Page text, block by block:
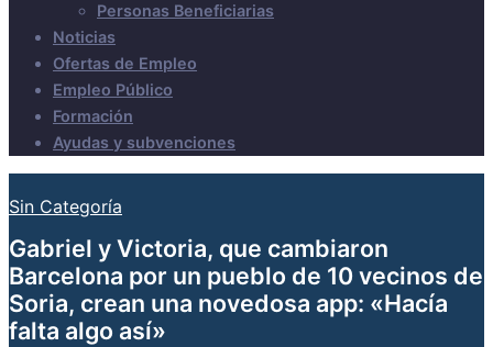
Personas Beneficiarias
Noticias
Ofertas de Empleo
Empleo Público
Formación
Ayudas y subvenciones
Sin Categoría
Gabriel y Victoria, que cambiaron
Barcelona por un pueblo de 10 vecinos de
Soria, crean una novedosa app: «Hacía
falta algo así»